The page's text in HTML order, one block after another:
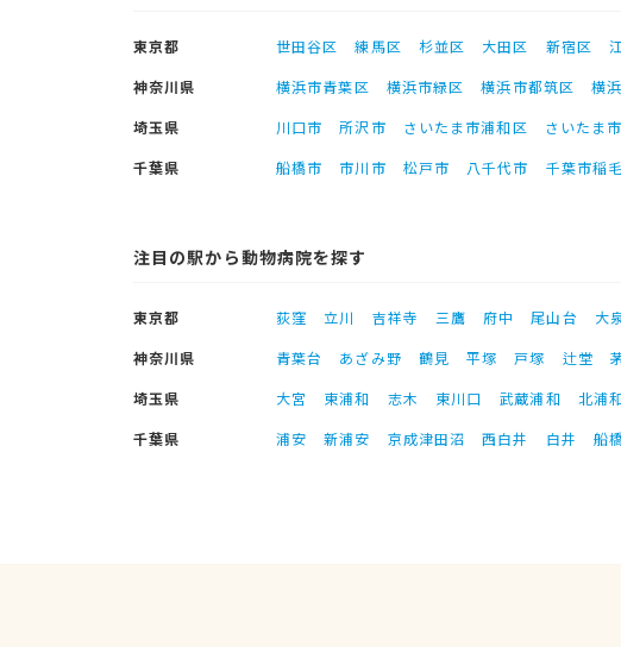
東京都 世田谷区 練馬区 杉並区 大田区 新宿区
神奈川県
横浜市青葉区 横浜市緑区 横浜市都筑区 横
埼玉県
川口市 所沢市 さいたま市浦和区 さいたま
千葉県
船橋市 市川市 松戸市 八千代市 千葉市稲
注目の駅から動物病院を探す
東京都 荻窪 立川 吉祥寺 三鷹 府中 尾山台 大
神奈川県
青葉台 あざみ野 鶴見 平塚 戸塚 辻堂
埼玉県
大宮 東浦和 志木 東川口 武蔵浦和 北浦
千葉県
浦安 新浦安 京成津田沼 西白井 白井 船